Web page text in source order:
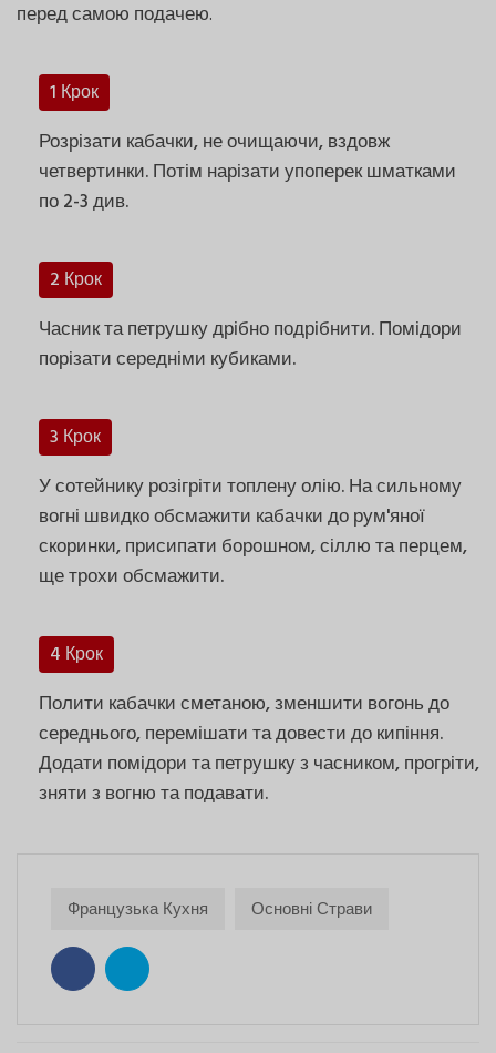
перед самою подачею.
1 Крок
Розрізати кабачки, не очищаючи, вздовж
четвертинки. Потім нарізати упоперек шматками
по 2-3 див.
2 Крок
Часник та петрушку дрібно подрібнити. Помідори
порізати середніми кубиками.
3 Крок
У сотейнику розігріти топлену олію. На сильному
вогні швидко обсмажити кабачки до рум'яної
скоринки, присипати борошном, сіллю та перцем,
ще трохи обсмажити.
4 Крок
Полити кабачки сметаною, зменшити вогонь до
середнього, перемішати та довести до кипіння.
Додати помідори та петрушку з часником, прогріти,
зняти з вогню та подавати.
Французька Кухня Основні Страви